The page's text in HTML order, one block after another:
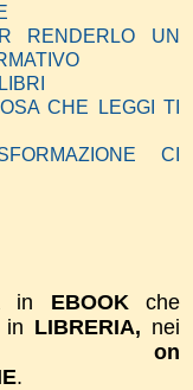
RENDERLO UN
CHE LEGGI TI
CI
in EBOOKche
in LIBRERIA, nei
on
.